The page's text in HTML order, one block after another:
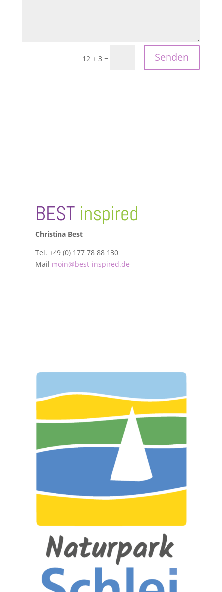
12 + 3 = Senden
BEST inspired
Christina Best
Tel. +49 (0) 177 78 88 130
Mail moin@best-inspired.de